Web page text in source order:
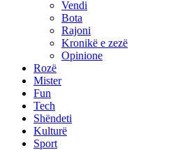
Vendi
Bota
Rajoni
Kronikë e zezë
Opinione
Rozë
Mister
Fun
Tech
Shëndeti
Kulturë
Sport